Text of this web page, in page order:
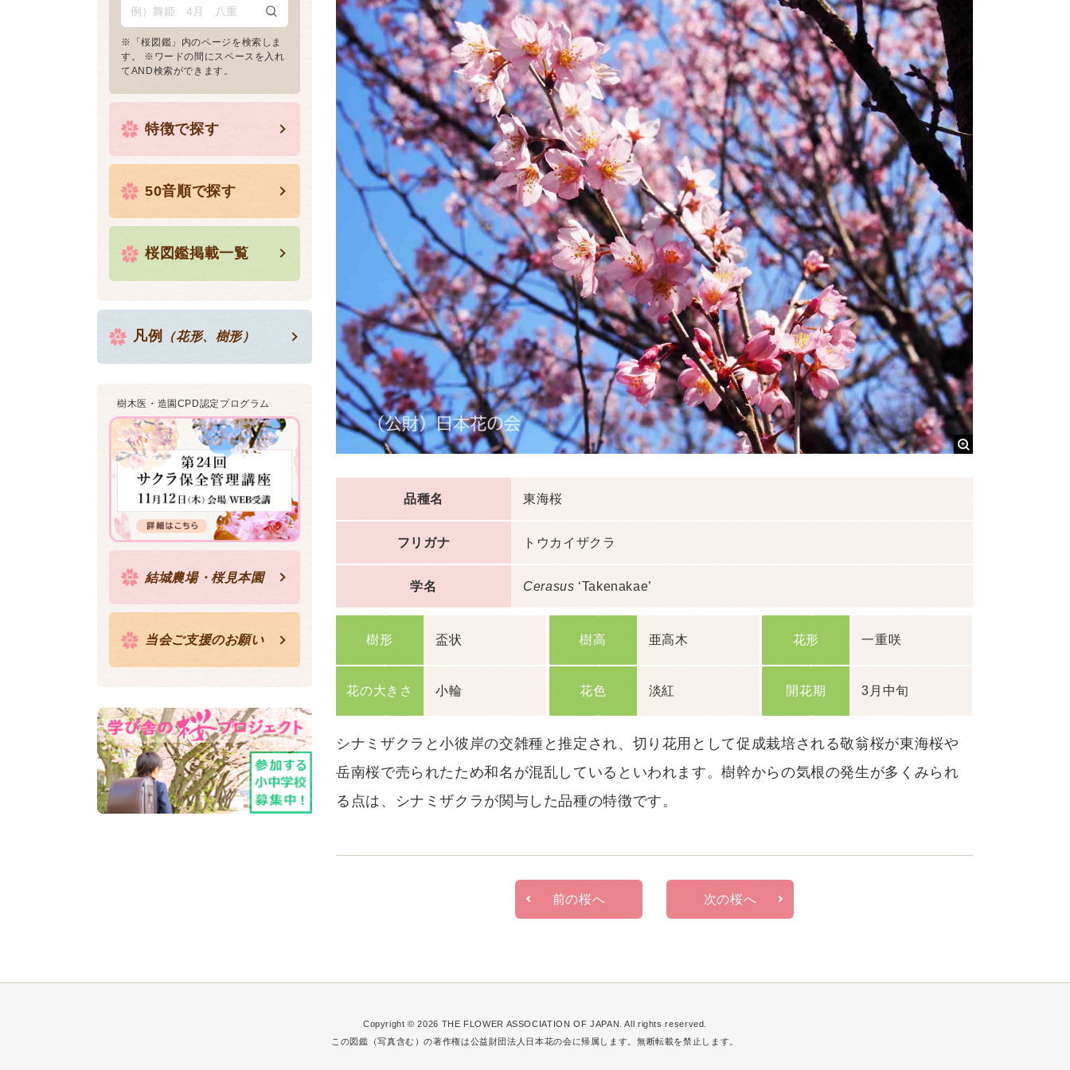
※「桜図鑑」内のページを検索しま
す。 ※ワードの間にスペースを入れ
てAND検索ができます。
特徴で探す
50音順で探す
桜図鑑掲載一覧
凡例 （花形、樹形）
樹木医・造園CPD認定プログラム
結城農場・桜見本園
当会ご支援のお願い
品種名 東海桜
フリガナ トウカイザクラ
学名 Cerasus ‘Takenakae’
樹形 盃状 樹高 亜高木 花形 一重咲
花の大きさ 小輪 花色 淡紅 開花期 3月中旬
シナミザクラと小彼岸の交雑種と推定され、切り花用として促成栽培される敬翁桜が東海桜や
岳南桜で売られたため和名が混乱しているといわれます。樹幹からの気根の発生が多くみられ
る点は、シナミザクラが関与した品種の特徴です。
前の桜へ 次の桜へ
Copyright © 2026 THE FLOWER ASSOCIATION OF JAPAN.All rights reserved.
この図鑑（写真含む）の著作権は公益財団法人日本花の会に帰属します。無断転載を禁止します。